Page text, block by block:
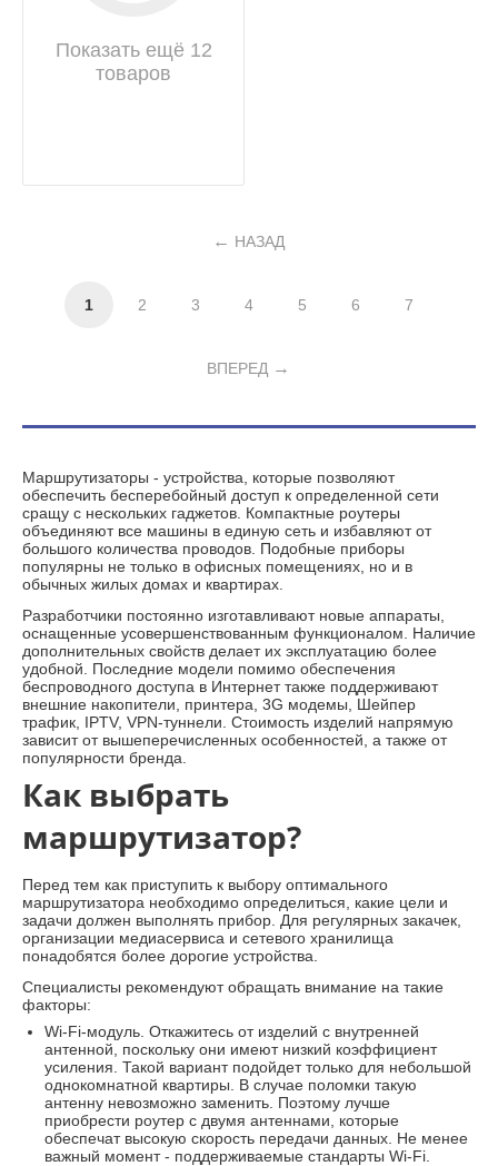
Показать ещё 12
товаров
НАЗАД
1 2 3 4 5 6 7
ВПЕРЕД
Маршрутизаторы - устройства, которые позволяют
обеспечить бесперебойный доступ к определенной сети
сращу с нескольких гаджетов. Компактные роутеры
объединяют все машины в единую сеть и избавляют от
большого количества проводов. Подобные приборы
популярны не только в офисных помещениях, но и в
обычных жилых домах и квартирах.
Разработчики постоянно изготавливают новые аппараты,
оснащенные усовершенствованным функционалом. Наличие
дополнительных свойств делает их эксплуатацию более
удобной. Последние модели помимо обеспечения
беспроводного доступа в Интернет также поддерживают
внешние накопители, принтера, 3G модемы, Шейпер
трафик, IPTV, VPN-туннели. Стоимость изделий напрямую
зависит от вышеперечисленных особенностей, а также от
популярности бренда.
Как выбрать
маршрутизатор?
Перед тем как приступить к выбору оптимального
маршрутизатора необходимо определиться, какие цели и
задачи должен выполнять прибор. Для регулярных закачек,
организации медиасервиса и сетевого хранилища
понадобятся более дорогие устройства.
Специалисты рекомендуют обращать внимание на такие
факторы:
Wi-Fi-модуль. Откажитесь от изделий с внутренней
антенной, поскольку они имеют низкий коэффициент
усиления. Такой вариант подойдет только для небольшой
однокомнатной квартиры. В случае поломки такую
антенну невозможно заменить. Поэтому лучше
приобрести роутер с двумя антеннами, которые
обеспечат высокую скорость передачи данных. Не менее
важный момент - поддерживаемые стандарты Wi-Fi.